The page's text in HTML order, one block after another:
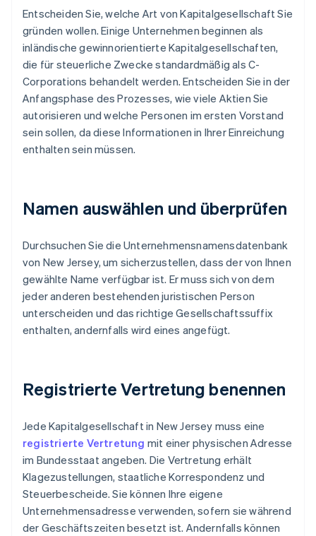
Entscheiden Sie, welche Art von Kapitalgesellschaft Sie
gründen wollen. Einige Unternehmen beginnen als
inländische gewinnorientierte Kapitalgesellschaften,
die für steuerliche Zwecke standardmäßig als C-
Corporations behandelt werden. Entscheiden Sie in der
Anfangsphase des Prozesses, wie viele Aktien Sie
autorisieren und welche Personen im ersten Vorstand
sein sollen, da diese Informationen in Ihrer Einreichung
enthalten sein müssen.
Namen auswählen und überprüfen
Durchsuchen Sie die Unternehmensnamensdatenbank
von New Jersey, um sicherzustellen, dass der von Ihnen
gewählte Name verfügbar ist. Er muss sich von dem
jeder anderen bestehenden juristischen Person
unterscheiden und das richtige Gesellschaftssuffix
enthalten, andernfalls wird eines angefügt.
Registrierte Vertretung benennen
Jede Kapitalgesellschaft in New Jersey muss eine
registrierte Vertretung mit einer physischen Adresse
im Bundesstaat angeben. Die Vertretung erhält
Klagezustellungen, staatliche Korrespondenz und
Steuerbescheide. Sie können Ihre eigene
Unternehmensadresse verwenden, sofern sie während
der Geschäftszeiten besetzt ist. Andernfalls können